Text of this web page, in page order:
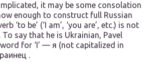
it may be some consolation
enough to construct full Russian
‘to be’ (‘I am’, ‘you are’, etc.) is not
To say that he is Ukrainian, Pavel
for ‘I’ — я (not capitalized in
.